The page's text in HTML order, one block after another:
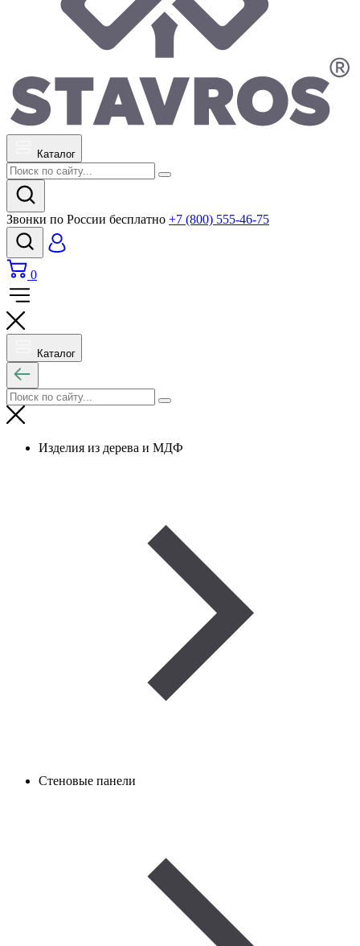
Каталог
Звонки по России бесплатно +7 (800) 555-46-75
0
Каталог
Изделия из дерева и МДФ
Стеновые панели